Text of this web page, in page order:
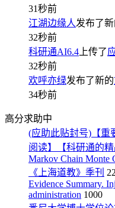
31秒前
江湖边缘人发布了
32秒前
科研通AI6.4 上传了
32秒前
欢呼亦绿发布了新的
34秒前
高分求助中
(应助此贴封号)【重
阅读】【科研通的精
Markov Chain Monte
《上海道教》季刊
Evidence Summary.
administration 1000